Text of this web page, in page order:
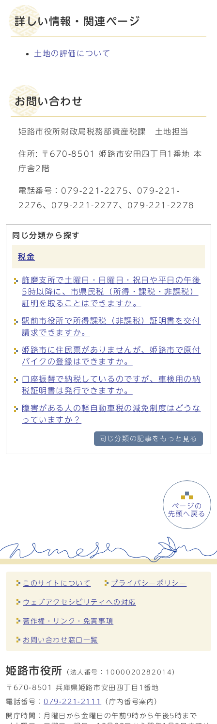
詳しい情報・関連ページ
土地の評価について
お問い合わせ
姫路市役所財政局税務部資産税課 土地担当
住所: 〒670-8501 姫路市安田四丁目1番地 本
庁舎2階
電話番号：079-221-2275、079-221-
2276、079-221-2277、079-221-2278
同じ分類から探す
税金
飾磨支所で土曜日・日曜日・祝日や平日の午後
5時以降に、市県民税（所得・課税・非課税）
証明を取ることはできますか。
駅前市役所で所得課税（非課税）証明書を交付
請求できますか。
姫路市に住民票がありませんが、姫路市で原付
バイクの登録はできますか。
口座振替で納税しているのですが、車検用の納
税証明書は発行できますか。
障害がある人の軽自動車税の減免制度はどうな
っていますか？
同じ分類の記事をもっと見る
ページの
先頭へ戻る
このサイトについて プライバシーポリシー
ウェブアクセシビリティへの対応
著作権・リンク・免責事項
お問い合わせ窓口一覧
姫路市役所 （法人番号： 1000020282014）
〒670-8501 兵庫県姫路市安田四丁目1番地
電話番号： 079-221-2111
（庁内番号案内）
開庁時間：月曜日から金曜日の午前9時から午後5時まで